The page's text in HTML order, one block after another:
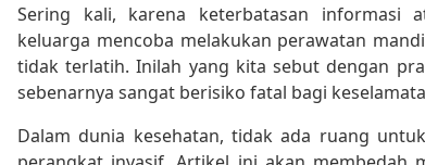
Sering kali, karena keterbatasan informasi
keluarga mencoba melakukan perawatan
tidak terlatih. Inilah yang kita sebut dengan
sebenarnya sangat berisiko fatal bagi
Dalam dunia kesehatan, tidak ada ruang